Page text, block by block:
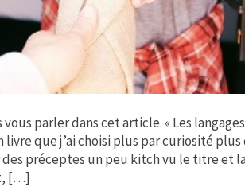
parler dans cet article. « Les
livre que j’ai choisi plus par curiosité
des préceptes un peu kitch vu le titre et
[…]